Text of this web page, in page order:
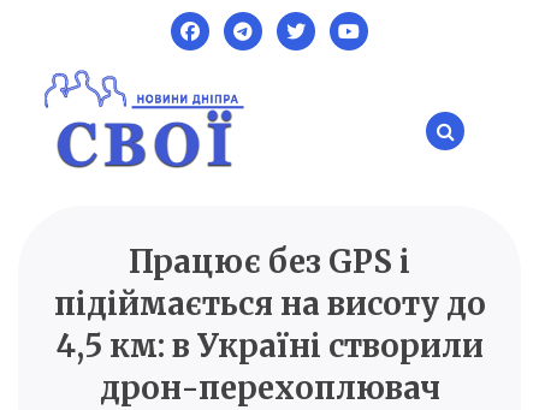
content
SVOI.DP.UA
Новини ДніпраПрацює без GPS і
підіймається на висоту до
4,5 км: в Україні створили
дрон-перехоплювач